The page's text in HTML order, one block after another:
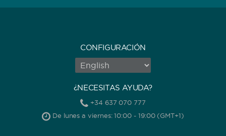
CONFIGURACIÓN
¿NECESITAS AYUDA?
+34 637 070 777
De lunes a viernes: 10:00 - 19:00 (GMT+1)